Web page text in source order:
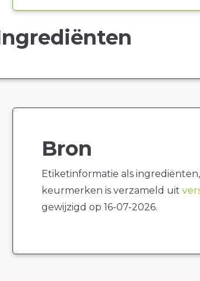
Bron
Etiketinformatie als
keurmerken is verzameld uit
gewijzigd op 16-07-2026.